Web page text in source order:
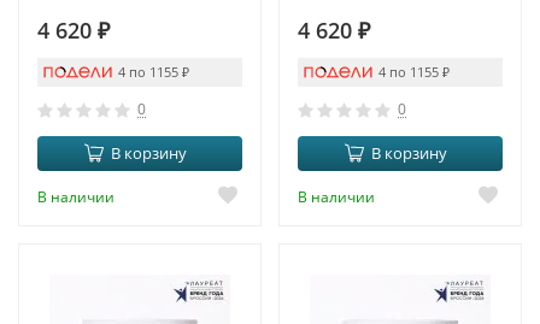
4 620 ₽
4 по 1155 ₽
0
В корзину
В наличии
4 620 ₽
4 по 1155 ₽
0
В корзину
В наличии